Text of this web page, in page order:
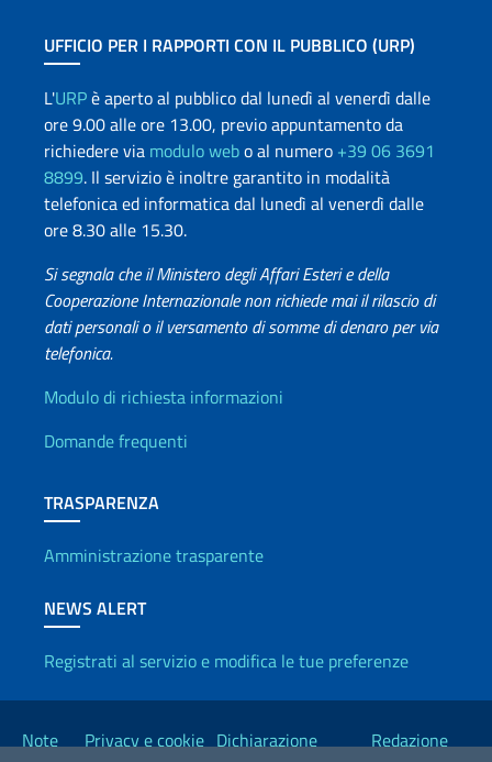
UFFICIO PER I RAPPORTI CON IL PUBBLICO (URP)
L'URPè aperto al pubblico dal lunedì al venerdì dalle
ore 9.00 alle ore 13.00, previo appuntamento da
richiedere via modulo webo al numero +39 06 3691
8899. Il servizio è inoltre garantito in modalità
telefonica ed informatica dal lunedì al venerdì dalle
ore 8.30 alle 15.30.
Si segnala che il Ministero degli Affari Esteri e della
Cooperazione Internazionale non richiede mai il rilascio di
dati personali o il versamento di somme di denaro per via
telefonica.
Info utili
Modulo di richiesta informazioni
Domande frequenti
TRASPARENZA
Amministrazione trasparente
NEWS ALERT
Registrati al servizio e modifica le tue preferenze
Link Utili
Note
Privacy e cookie Dichiarazione
Redazione